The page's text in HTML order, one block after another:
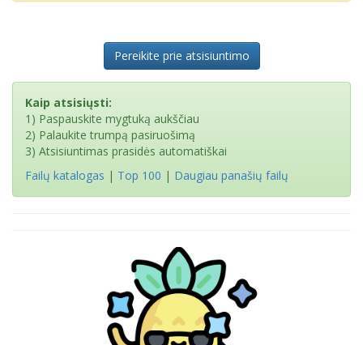
Pereikite prie atsisiuntimo
Kaip atsisiųsti:
1) Paspauskite mygtuką aukščiau
2) Palaukite trumpą pasiruošimą
3) Atsisiuntimas prasidės automatiškai
Failų katalogas | Top 100 | Daugiau panašių failų